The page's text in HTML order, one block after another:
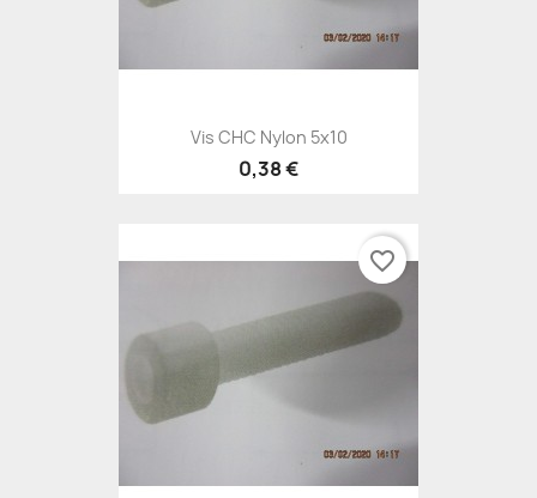
Vis CHC Nylon 5x10
0,38 €
favorite_border